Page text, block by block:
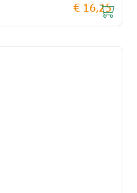
€ 16,25